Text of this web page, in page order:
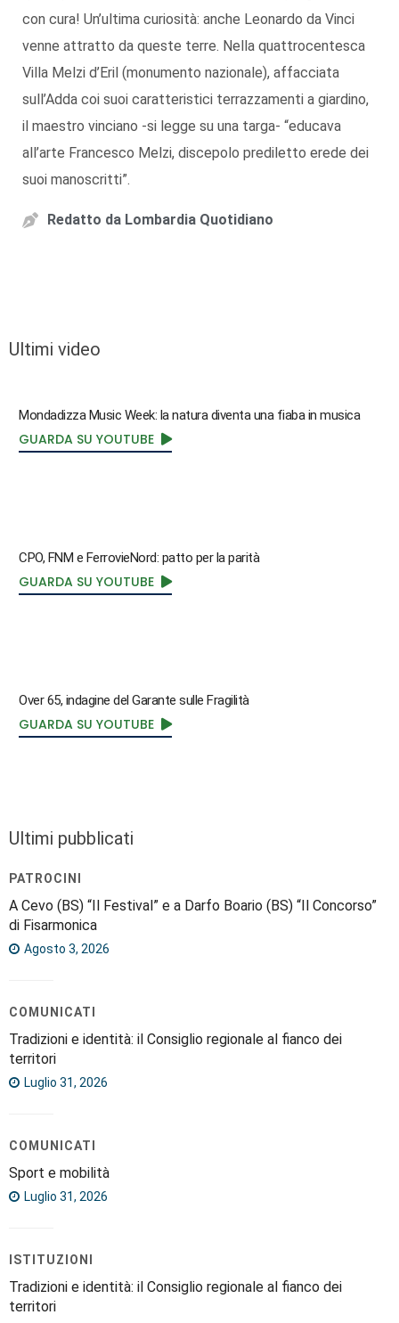
con cura! Un’ultima curiosità: anche Leonardo da Vinci
venne attratto da queste terre. Nella quattrocentesca
Villa Melzi d’Eril (monumento nazionale), affacciata
sull’Adda coi suoi caratteristici terrazzamenti a giardino,
il maestro vinciano -si legge su una targa- “educava
all’arte Francesco Melzi, discepolo prediletto erede dei
suoi manoscritti”.
Redatto da Lombardia Quotidiano
Ultimi video
Mondadizza Music Week: la natura diventa una fiaba in musica
GUARDA SU YOUTUBE
CPO, FNM e FerrovieNord: patto per la parità
GUARDA SU YOUTUBE
Over 65, indagine del Garante sulle Fragilità
GUARDA SU YOUTUBE
Ultimi pubblicati
PATROCINI
A Cevo (BS) “Il Festival” e a Darfo Boario (BS) “Il Concorso”
di Fisarmonica
Agosto 3, 2026
COMUNICATI
Tradizioni e identità: il Consiglio regionale al fianco dei
territori
Luglio 31, 2026
COMUNICATI
Sport e mobilità
Luglio 31, 2026
ISTITUZIONI
Tradizioni e identità: il Consiglio regionale al fianco dei
territori